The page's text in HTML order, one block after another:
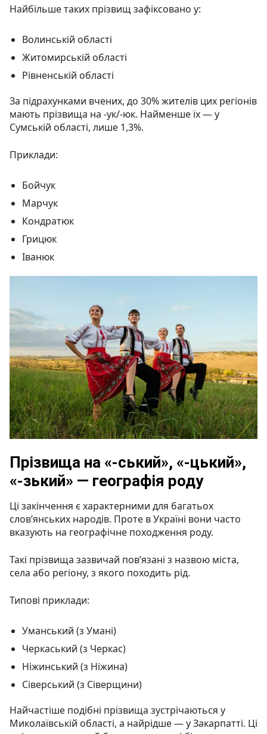
Найбільше таких прізвищ зафіксовано у:
Волинській області
Житомирській області
Рівненській області
За підрахунками вчених, до 30% жителів цих регіонів
мають прізвища на -ук/-юк. Найменше їх — у
Сумській області, лише 1,3%.
Приклади:
Бойчук
Марчук
Кондратюк
Грицюк
Іванюк
Прізвища на «-ський», «-цький»,
«-зький» — географія роду
Ці закінчення є характерними для багатьох
слов’янських народів. Проте в Україні вони часто
вказують на географічне походження роду.
Такі прізвища зазвичай пов’язані з назвою міста,
села або регіону, з якого походить рід.
Типові приклади:
Уманський (з Умані)
Черкаський (з Черкас)
Ніжинський (з Ніжина)
Сіверський (з Сіверщини)
Найчастіше подібні прізвища зустрічаються у
Миколаївській області, а найрідше — у Закарпатті. Ці